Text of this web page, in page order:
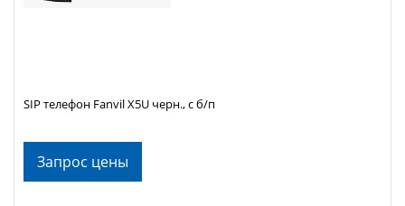
Запрос цены
SIP телефон Fanvil X5U черн., с б/п